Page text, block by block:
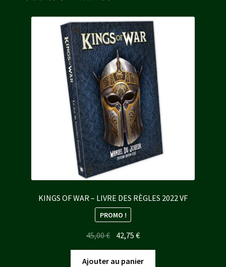
KINGS OF WAR – LIVRE DES RÈGLES 2022 VF
PROMO !
45,00€ Le
prix
initial
42,75€Le
prix
actuel
Ajouter au panier